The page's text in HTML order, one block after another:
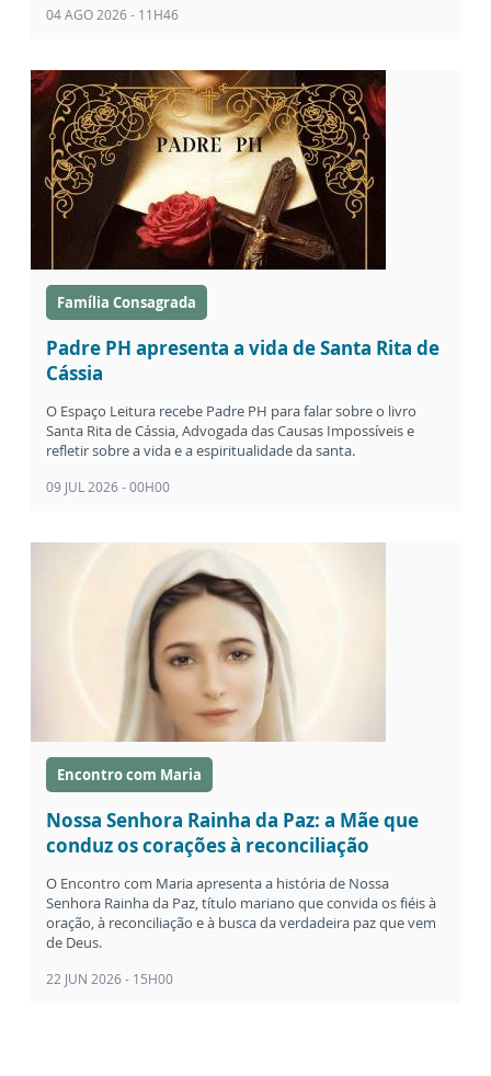
04 AGO 2026 - 11H46
Família Consagrada
Padre PH apresenta a vida de Santa Rita de
Cássia
O Espaço Leitura recebe Padre PH para falar sobre o livro
Santa Rita de Cássia, Advogada das Causas Impossíveis e
refletir sobre a vida e a espiritualidade da santa.
09 JUL 2026 - 00H00
Encontro com Maria
Nossa Senhora Rainha da Paz: a Mãe que
conduz os corações à reconciliação
O Encontro com Maria apresenta a história de Nossa
Senhora Rainha da Paz, título mariano que convida os fiéis à
oração, à reconciliação e à busca da verdadeira paz que vem
de Deus.
22 JUN 2026 - 15H00